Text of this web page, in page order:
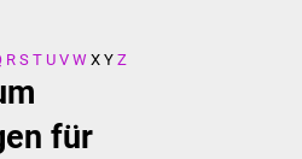
Stadtverwaltung
Ansprechpartner
R S T U V W X Y Z
für